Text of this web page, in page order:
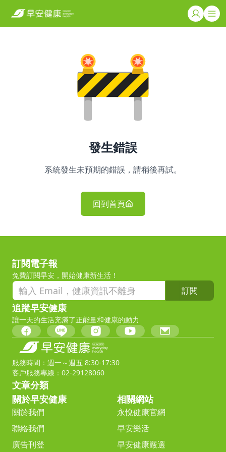
發生錯誤
系統發生未預期的錯誤，請稍後再試。
回到首頁
訂閱電子報
免費訂閱早安，開始健康新生活！
訂閱
追蹤早安健康
讓一天的生活充滿了正能量和健康的動力
服務時間：週一～週五 8:30-17:30
客戶服務專線：02-29128060
文章分類
關於早安健康
關於我們
聯絡我們
廣告刊登
相關網站
永悅健康官網
早安樂活
早安健康嚴選